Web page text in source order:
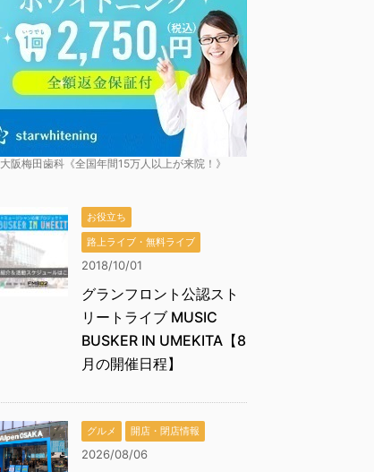
大阪梅田歯科《全国年間15万人以上が来院！》
お役立ち
路上ライブ・無料ライブ
2018/10/01
グランフロント公認スト
リートライブ MUSIC
BUSKER IN UMEKITA【8
月の開催日程】
グルメ 開店・閉店情報
2026/08/06